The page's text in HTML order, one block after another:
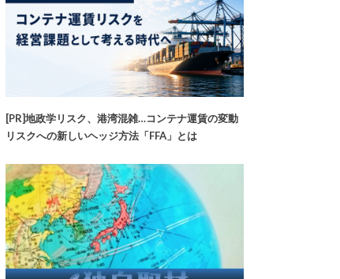
[PR]地政学リスク、港湾混雑…コンテナ運賃の変動
リスクへの新しいヘッジ方法「FFA」とは